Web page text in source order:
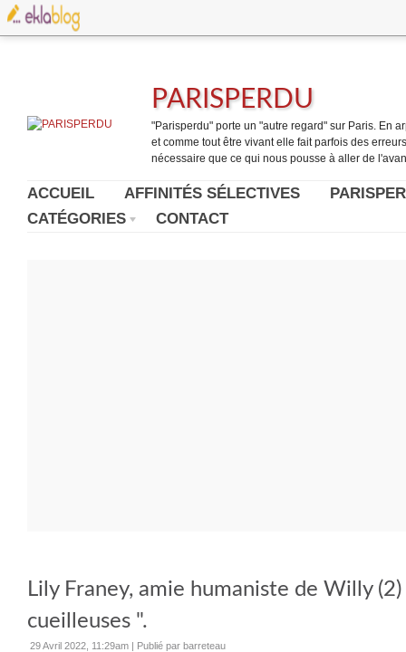
PARISPERDU
"Parisperdu" porte un "autre regard" sur Paris. En
et comme tout être vivant elle fait parfois des
nécessaire que ce qui nous pousse à aller de
ACCUEIL AFFINITÉS SÉLECTIVES
CATÉGORIES
CONTACT
Lily Franey, amie humaniste de Willy (2)
cueilleuses ".
29 Avril 2022, 11:29am | Publié par barreteau